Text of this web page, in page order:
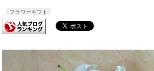
フラワーギフト